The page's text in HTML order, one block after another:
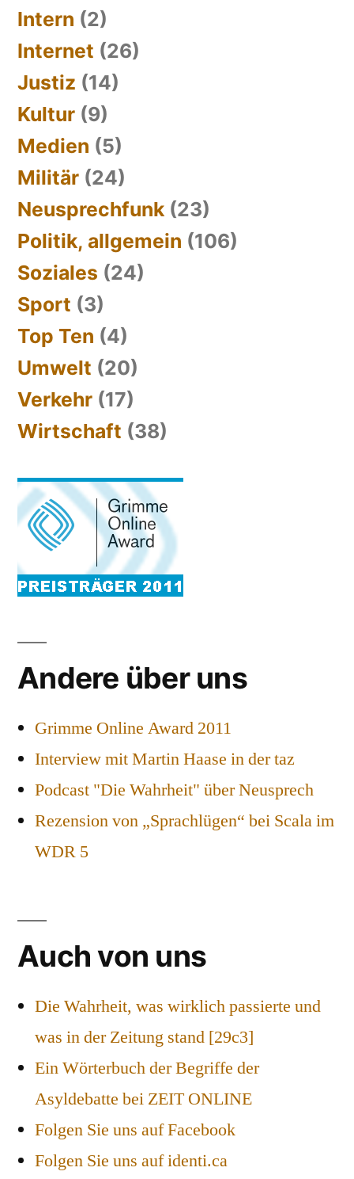
Intern (2)
Internet (26)
Justiz (14)
Kultur (9)
Medien (5)
Militär (24)
Neusprechfunk (23)
Politik, allgemein (106)
Soziales (24)
Sport (3)
Top Ten (4)
Umwelt (20)
Verkehr (17)
Wirtschaft (38)
Andere über uns
Grimme Online Award 2011
Interview mit Martin Haase in der taz
Podcast "Die Wahrheit" über Neusprech
Rezension von „Sprachlügen“ bei Scala im
WDR 5
Auch von uns
Die Wahrheit, was wirklich passierte und
was in der Zeitung stand [29c3]
Ein Wörterbuch der Begriffe der
Asyldebatte bei ZEIT ONLINE
Folgen Sie uns auf Facebook
Folgen Sie uns auf identi.ca